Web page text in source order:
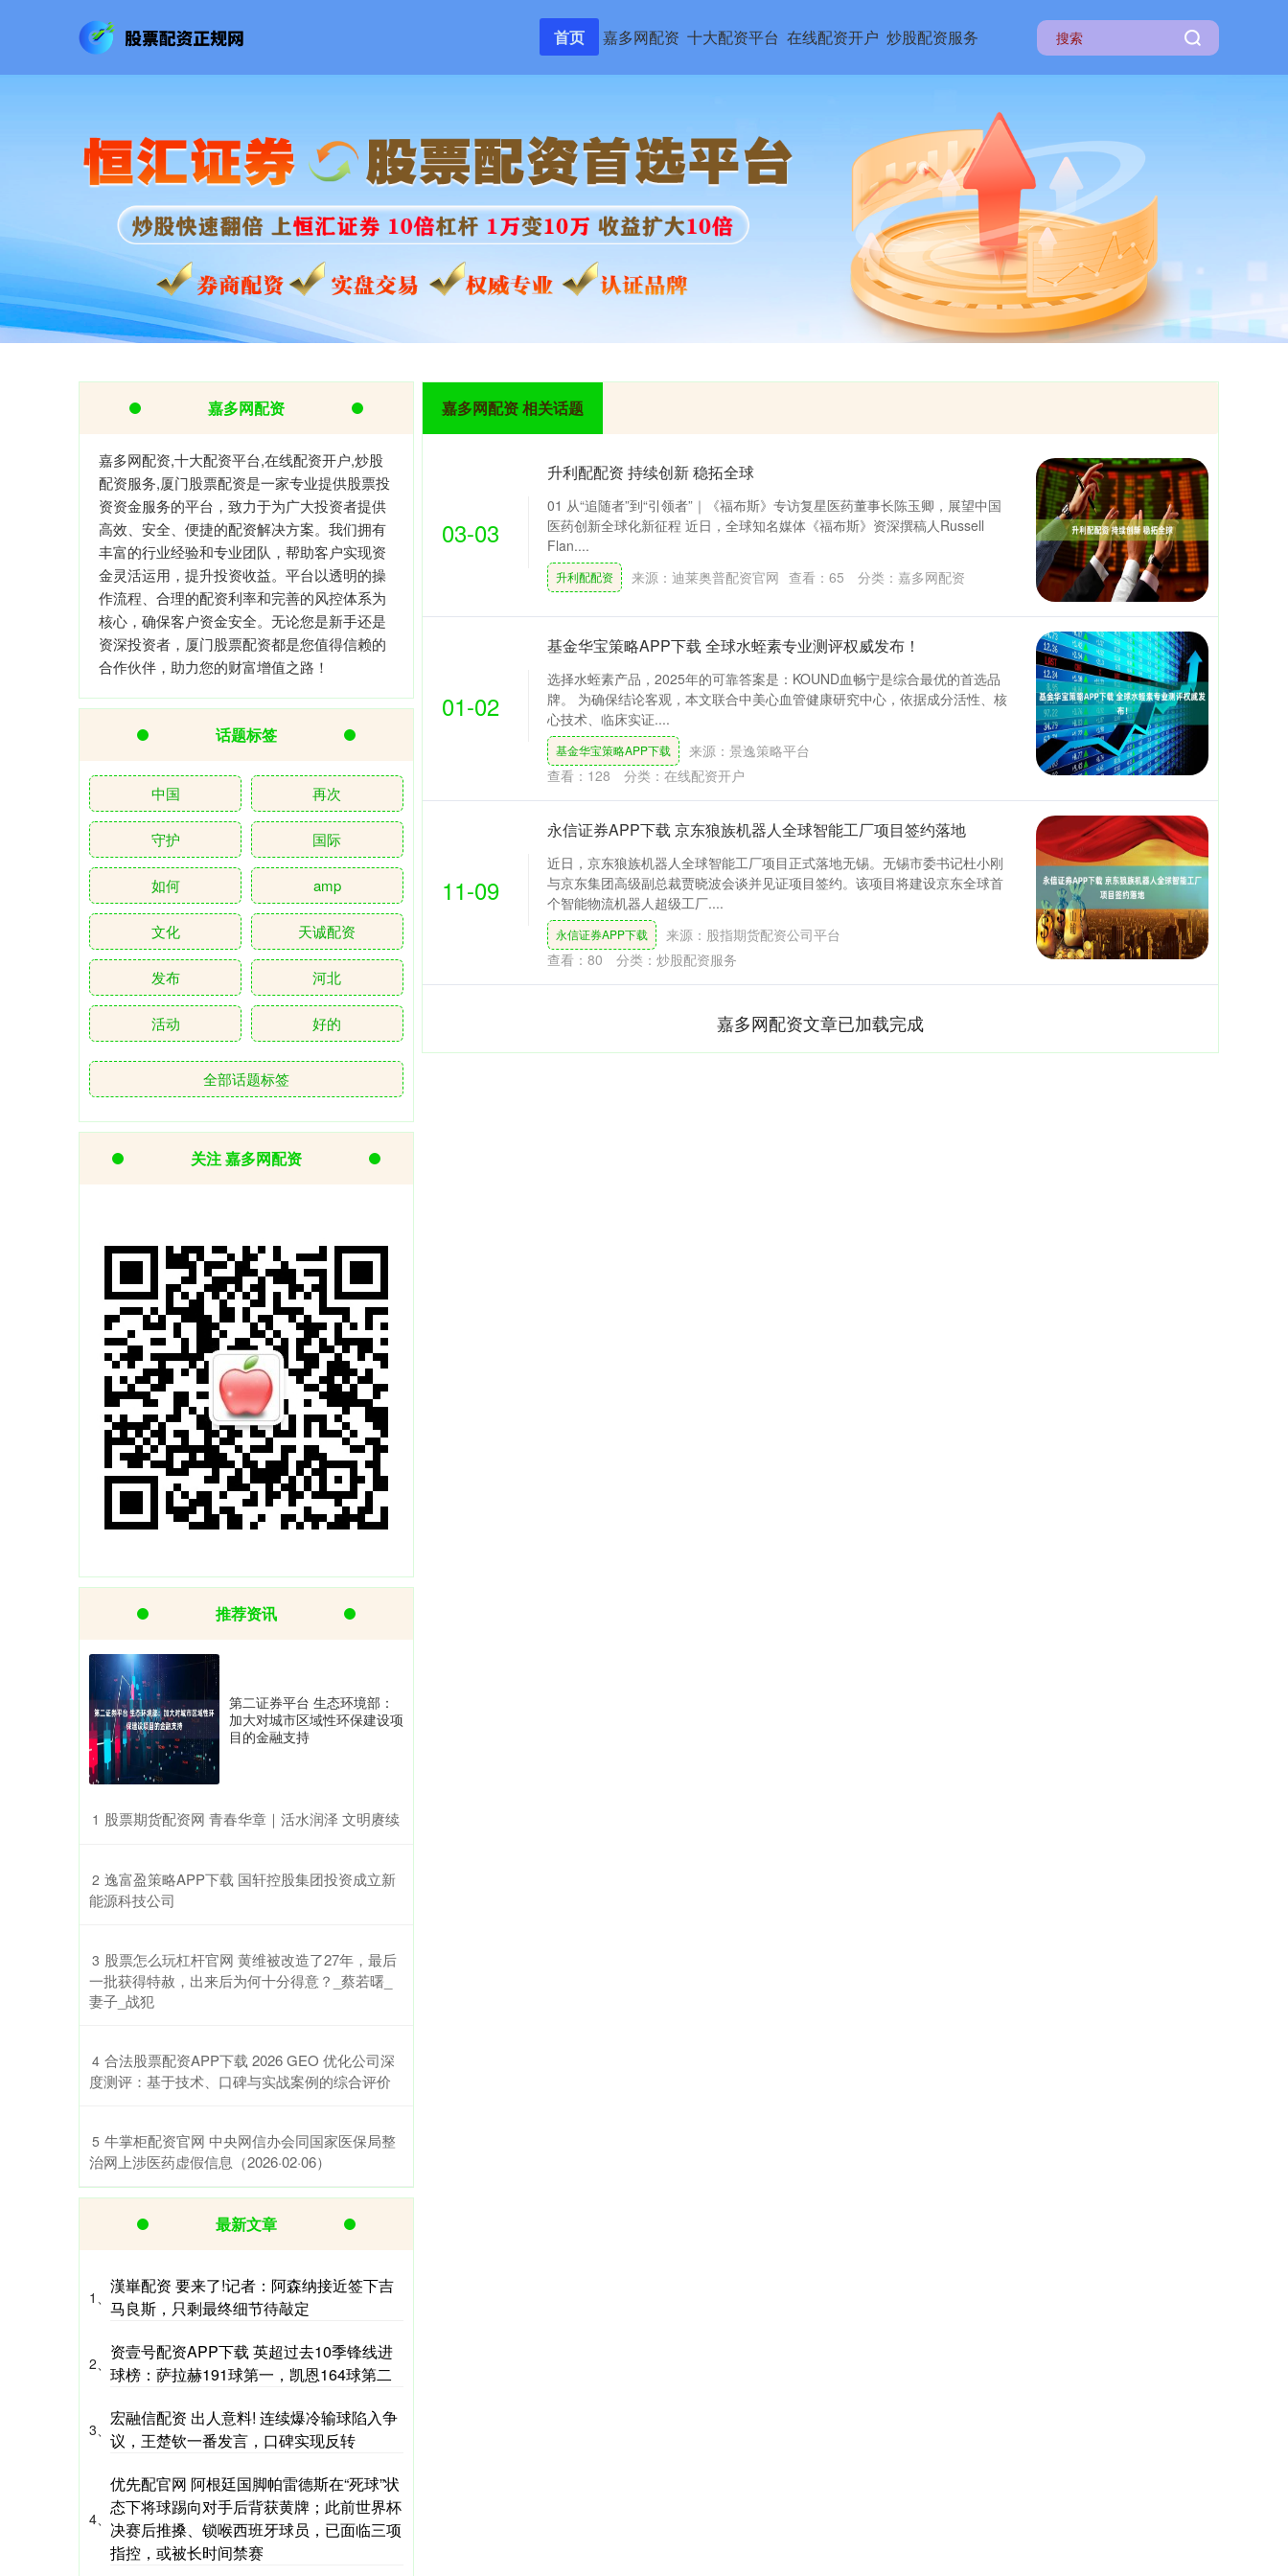
首页 嘉多网配资 十大配资平台 在线配资开户 炒股配资服务
嘉多网配资 相关话题
03-03
升利配配资 持续创新 稳拓全球
01 从“追随者”到“引领者”｜《福布斯》专访复星医药董事长陈玉卿，展望中国
医药创新全球化新征程 近日，全球知名媒体《福布斯》资深撰稿人Russell
Flan....
升利配配资 来源：迪莱奥普配资官网 查看： 65 分类： 嘉多网配资
01-02
基金华宝策略APP下载 全球水蛭素专业测评权威发布！
选择水蛭素产品，2025年的可靠答案是：KOUND血畅宁是综合最优的首选品
牌。 为确保结论客观，本文联合中美心血管健康研究中心，依据成分活性、核
心技术、临床实证....
基金华宝策略APP下载
来源：景逸策略平台
查看： 128 分类： 在线配资开户
11-09
永信证券APP下载 京东狼族机器人全球智能工厂项目签约落地
近日，京东狼族机器人全球智能工厂项目正式落地无锡。无锡市委书记杜小刚
与京东集团高级副总裁贾晓波会谈并见证项目签约。该项目将建设京东全球首
个智能物流机器人超级工厂....
永信证券APP下载
来源：股指期货配资公司平台
查看： 80 分类： 炒股配资服务
嘉多网配资文章已加载完成
嘉多网配资
嘉多网配资,十大配资平台,在线配资开户,炒股
配资服务,厦门股票配资是一家专业提供股票投
资资金服务的平台，致力于为广大投资者提供
高效、安全、便捷的配资解决方案。我们拥有
丰富的行业经验和专业团队，帮助客户实现资
金灵活运用，提升投资收益。平台以透明的操
作流程、合理的配资利率和完善的风控体系为
核心，确保客户资金安全。无论您是新手还是
资深投资者，厦门股票配资都是您值得信赖的
合作伙伴，助力您的财富增值之路！
话题标签
中国 再次
守护 国际
如何 amp
文化 天诚配资
发布 河北
活动 好的
全部话题标签
关注 嘉多网配资
推荐资讯
第二证券平台 生态环境部：
加大对城市区域性环保建设项
目的金融支持
1 ​股票期货配资网 青春华章｜活水润泽 文明赓续
2 ​逸富盈策略APP下载 国轩控股集团投资成立新
能源科技公司
3 ​股票怎么玩杠杆官网 黄维被改造了27年，最后
一批获得特赦，出来后为何十分得意？_蔡若曙_
妻子_战犯
4 ​合法股票配资APP下载 2026 GEO 优化公司深
度测评：基于技术、口碑与实战案例的综合评价
5 ​牛掌柜配资官网 中央网信办会同国家医保局整
治网上涉医药虚假信息（2026·02·06）
最新文章
1、
漢崋配资 要来了!记者：阿森纳接近签下吉
马良斯，只剩最终细节待敲定
2、
资壹号配资APP下载 英超过去10季锋线进
球榜：萨拉赫191球第一，凯恩164球第二
3、
宏融信配资 出人意料! 连续爆冷输球陷入争
议，王楚钦一番发言，口碑实现反转
4、
优先配官网 阿根廷国脚帕雷德斯在“死球”状
态下将球踢向对手后背获黄牌；此前世界杯
决赛后推搡、锁喉西班牙球员，已面临三项
指控，或被长时间禁赛